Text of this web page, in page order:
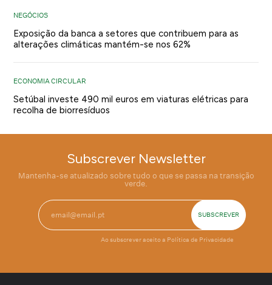
NEGÓCIOS
Exposição da banca a setores que contribuem para as
alterações climáticas mantém-se nos 62%
ECONOMIA CIRCULAR
Setúbal investe 490 mil euros em viaturas elétricas para
recolha de biorresíduos
Subscrever Newsletter
Mantenha-se atualizado sobre tudo o que se passa na transição
verde.
Ao subscrever aceito a Política de Privacidade